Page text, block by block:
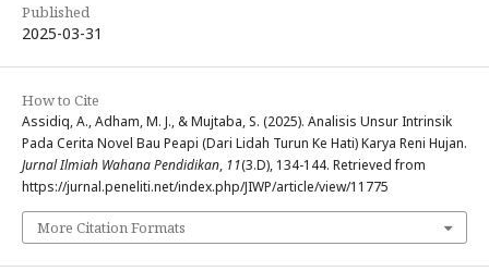
Published
2025-03-31
How to Cite
Assidiq, A., Adham, M. J., & Mujtaba, S. (2025). Analisis Unsur Intrinsik
Pada Cerita Novel Bau Peapi (Dari Lidah Turun Ke Hati) Karya Reni Hujan.
Jurnal Ilmiah Wahana Pendidikan, 11(3.D), 134-144. Retrieved from
https://jurnal.peneliti.net/index.php/JIWP/article/view/11775
More Citation Formats